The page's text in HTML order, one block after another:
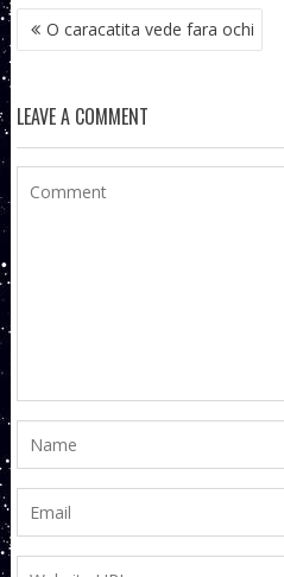
NAVIGARE
ÎN O caracatita vede fara ochi
LEAVE A COMMENT